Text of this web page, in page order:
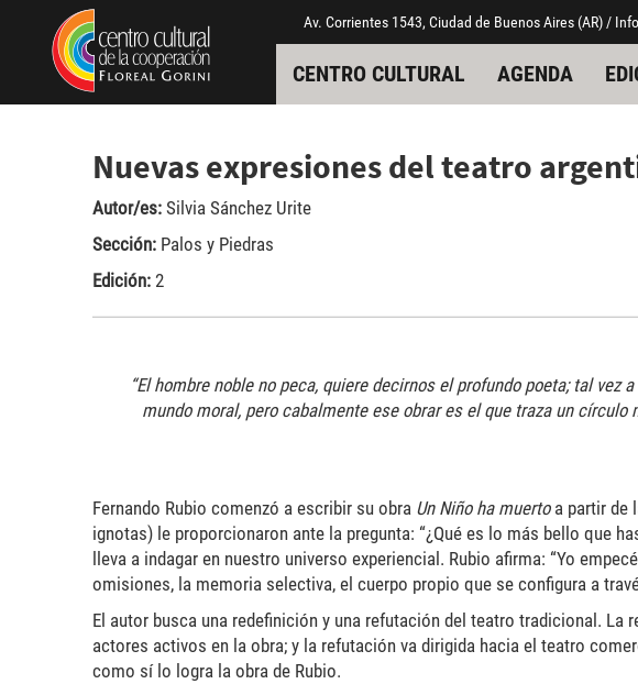
Pasar al contenido principal
Jump to main content Av. Corrientes 1543, Ciudad de Buenos Aires (AR) /
CENTRO CULTURAL AGENDA
Nuevas expresiones del teatro
Autor/es: Silvia Sánchez Urite
Sección: Palos y Piedras
Edición: 2
“El hombre noble no peca, quiere decirnos el profundo poeta; tal
mundo moral, pero cabalmente ese obrar es el que traza un
Fernando Rubio comenzó a escribir su obra Un Niño ha muertoa partir de
ignotas) le proporcionaron ante la pregunta: “¿Qué es lo más bello que
lleva a indagar en nuestro universo experiencial. Rubio afirma: “Yo
omisiones, la memoria selectiva, el cuerpo propio que se configura a
El autor busca una redefinición y una refutación del teatro tradicional.
actores activos en la obra; y la refutación va dirigida hacia el teatro
como sí lo logra la obra de Rubio.